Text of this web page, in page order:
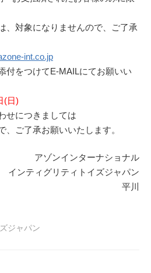
、対象になりませんので、ご了承
int.co.jp
付をつけてE-MAILにてお願いい
(日)
せにつきましては
、ご了承お願いいたします。
アゾンインターナショナル
インティグリティトイズジャパン
平川
ジャパン